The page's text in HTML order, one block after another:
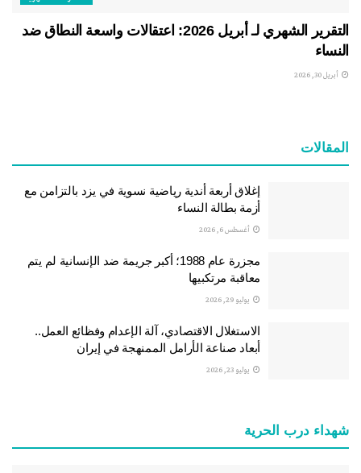
التقرير الشهري لـ أبريل 2026: اعتقالات واسعة النطاق ضد
النساء
أبريل 30, 2026
المقالات
إغلاق أربعة أندية رياضية نسوية في يزد بالتزامن مع
أزمة بطالة النساء
أغسطس 6, 2026
مجزرة عام 1988؛ أكبر جريمة ضد الإنسانية لم يتم
معاقبة مرتكبيها
يوليو 29, 2026
الاستغلال الاقتصادي، آلة الإعدام وفظائع العمل..
أبعاد صناعة الأرامل الممنهجة في إيران
يوليو 23, 2026
شهداء درب الحرية